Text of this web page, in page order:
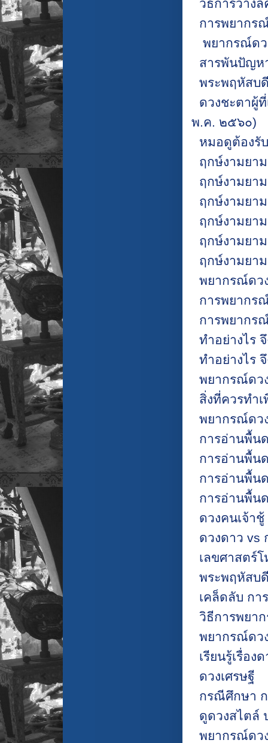
วิธีการวางลั
การพยากร
พยากรณ์ดว
สารพันปัญห
พระพฤหัสบ
ดวงชะตาผู้
พ.ค. ๒๕๖๐)
หมอดูต้องรั
ฤกษ์งามยา
ฤกษ์งามยา
ฤกษ์งามยา
ฤกษ์งามยา
ฤกษ์งามยา
ฤกษ์งามยา
พยากรณ์ดว
การพยากร
การพยากร
ทำอย่างไร
ทำอย่างไร
พยากรณ์ดว
สิ่งที่ควรทำ
พยากรณ์ดว
การอ่านพื้น
การอ่านพื้น
การอ่านพื้น
การอ่านพื้น
ดวงคนเจ้า
ดวงดาว vs
เลขศาสตร์
พระพฤหัสบ
เคล็ดลับ กา
วิธีการพยา
พยากรณ์ดว
เรียนรู้เรื่อง
ดวงเศรษฐี
กรณีศึกษา
ดูดวงสไตล์
พยากรณ์ดว